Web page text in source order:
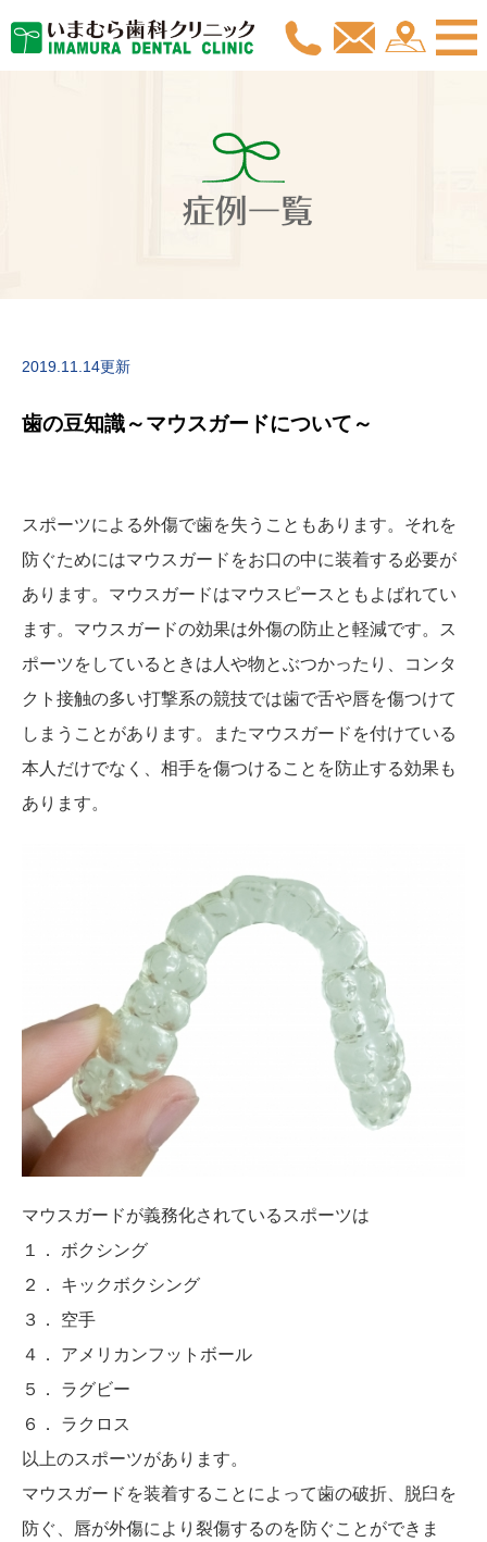
症例一覧
2019.11.14更新
歯の豆知識～マウスガードについて～
スポーツによる外傷で歯を失うこともあります。それを
防ぐためにはマウスガードをお口の中に装着する必要が
あります。マウスガードはマウスピースともよばれてい
ます。マウスガードの効果は外傷の防止と軽減です。ス
ポーツをしているときは人や物とぶつかったり、コンタ
クト接触の多い打撃系の競技では歯で舌や唇を傷つけて
しまうことがあります。またマウスガードを付けている
本人だけでなく、相手を傷つけることを防止する効果も
あります。
マウスガードが義務化されているスポーツは
１． ボクシング
２． キックボクシング
３． 空手
４． アメリカンフットボール
５． ラグビー
６． ラクロス
以上のスポーツがあります。
マウスガードを装着することによって歯の破折、脱臼を
防ぐ、唇が外傷により裂傷するのを防ぐことができま